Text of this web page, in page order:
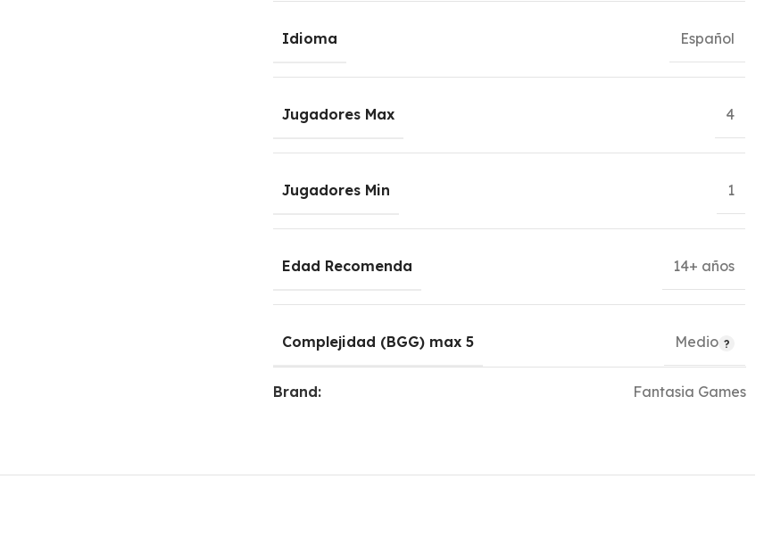
Idioma Español
Jugadores Max 4
Jugadores Min 1
Edad Recomenda 14+ años
Complejidad (BGG) max 5 Medio
Brand: Fantasia Games